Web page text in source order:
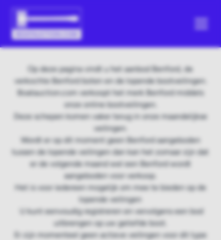
Op deze pagina vindt u het aanbod Benford, de
verkochte Benford boten en de lopende bootveilingen.
Boatauction.com verkoopt het merk Benford middels
onze online bootveilingen.
Deze schepen komen vaker terug in onze maandelijkse
veilingen.
Wordt er op dit moment geen Benford aangeboden
tussen de lopende veilingen dan kan het zomaar zijn dat
er de volgende maand wel een Benford wordt
aangeboden voor verkoop.
Het is voor iedereen mogelijk om mee te bieden op de
lopende veilingen
U kunt eenvoudig registreren en vervolgens een bod
uitbrengen op uw geliefde boot.
Er zijn momenteel geen actieve veilingen voor dit type